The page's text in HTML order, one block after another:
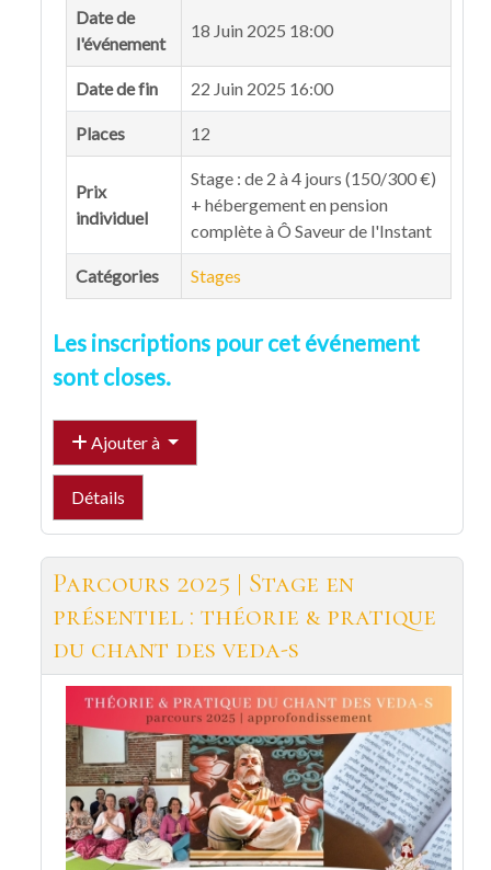
Date de
l'événement
18 Juin 2025 18:00
Date de fin 22 Juin 2025 16:00
Places 12
Prix
individuel
Stage : de 2 à 4 jours (150/300 €)
+ hébergement en pension
complète à Ô Saveur de l'Instant
Catégories Stages
Les inscriptions pour cet événement
sont closes.
Ajouter à
Détails
Parcours 2025 | Stage en
présentiel : théorie & pratique
du chant des veda-s